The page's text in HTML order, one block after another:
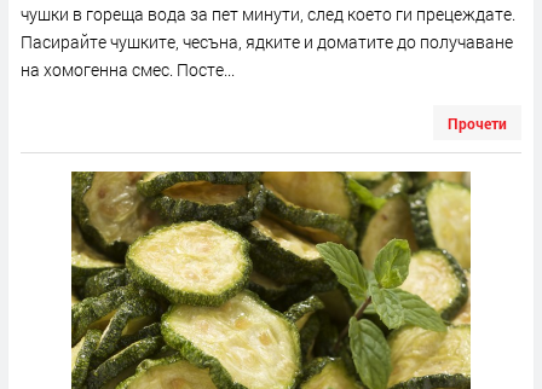
чушки в гореща вода за пет минути, след което ги прецеждате.
Пасирайте чушките, чесъна, ядките и доматите до получаване
на хомогенна смес. Посте...
Прочети